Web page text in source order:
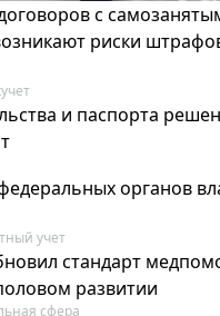
с
риски
и паспорта
органов
учет
стандарт
развитии
сфера